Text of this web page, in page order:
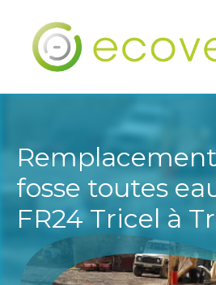
fosse toutes
FR24 Tricel à